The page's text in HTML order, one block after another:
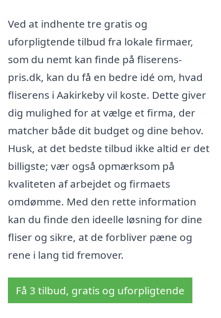
Ved at indhente tre gratis og
uforpligtende tilbud fra lokale firmaer,
som du nemt kan finde på fliserens-
pris.dk, kan du få en bedre idé om, hvad
fliserens i Aakirkeby vil koste. Dette giver
dig mulighed for at vælge et firma, der
matcher både dit budget og dine behov.
Husk, at det bedste tilbud ikke altid er det
billigste; vær også opmærksom på
kvaliteten af arbejdet og firmaets
omdømme. Med den rette information
kan du finde den ideelle løsning for dine
fliser og sikre, at de forbliver pæne og
rene i lang tid fremover.
Få 3 tilbud, gratis og uforpligtende